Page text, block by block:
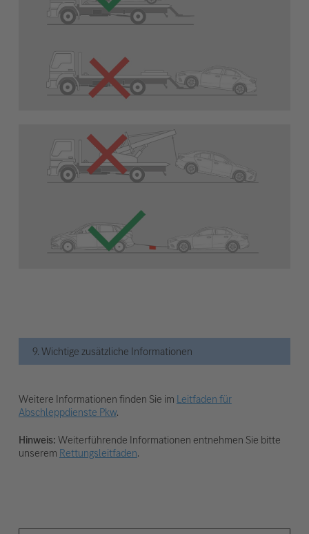
9. Wichtige zusätzliche Informationen
Weitere Informationen finden Sie im Leitfaden für
Abschleppdienste Pkw.
Hinweis:Weiterführende Informationen entnehmen Sie bitte
unserem Rettungsleitfaden.